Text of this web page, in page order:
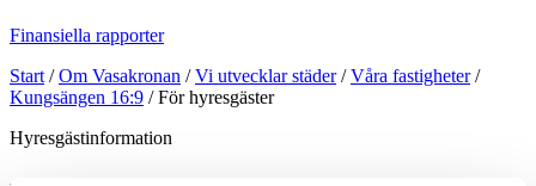
Finansiella rapporter
Start /Om Vasakronan /Vi utvecklar städer/Våra fastigheter/
Kungsängen 16:9 /För hyresgäster
Hyresgästinformation